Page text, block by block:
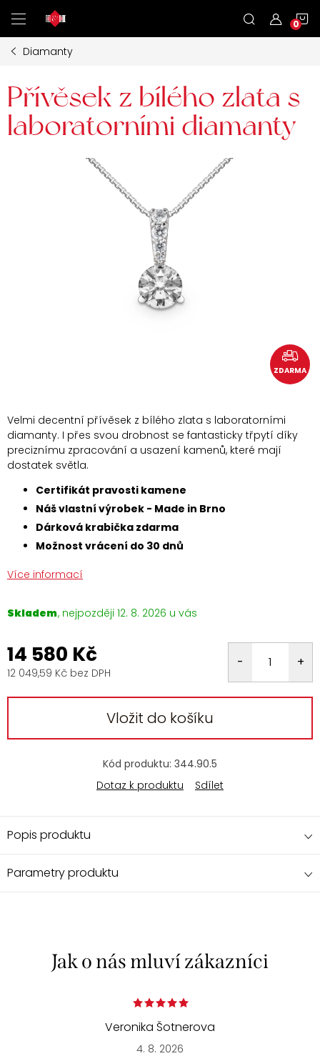
na
obsah
Diamanty
Přívěsek z bílého zlata s
laboratorními diamanty
ZDARMA
Velmi decentní přívěsek z bílého zlata s laboratorními
diamanty. I přes svou drobnost se fantasticky třpytí díky
preciznímu zpracování a usazení kamenů, které mají
dostatek světla.
Certifikát pravosti kamene
Náš vlastní výrobek - Made in Brno
Dárková krabička zdarma
Možnost vrácení do 30 dnů
Více informací
Skladem 12. 8. 2026
14 580 Kč
12 049,59 Kč bez DPH
cena:
Vložit do košíku
Kód produktu: 344.90.5
Dotaz k produktu
Sdílet
Popis produktu
Parametry produktu
Veronika Šotnerova
4. 8. 2026